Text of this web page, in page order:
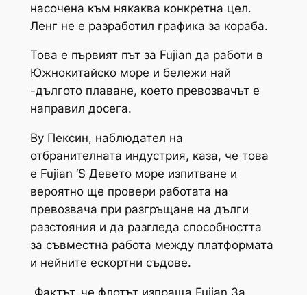
насочена към някаква конкретна цел.
Ленг не е разработил графика за кораба.
Това е първият път за Fujian да работи в
Южнокитайско море и бележи най
-дългото плаване, което превозвачът е
направил досега.
Ву Пексин, наблюдател на
отбранителната индустрия, каза, че това
е Fujian ‘S Девето море изпитване и
вероятно ще провери работата на
превозвача при разгръщане на дълги
разстояния и да разгледа способността
за съвместна работа между платформата
и нейните ескортни съдове.